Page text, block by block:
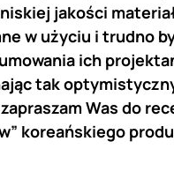
jakości
w użyciu i trudno
ich
tak
Was do
koreańskiego